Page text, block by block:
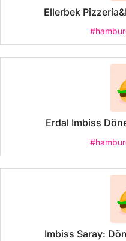
Ellerbek
Erdal Imbiss
Imbiss Saray: